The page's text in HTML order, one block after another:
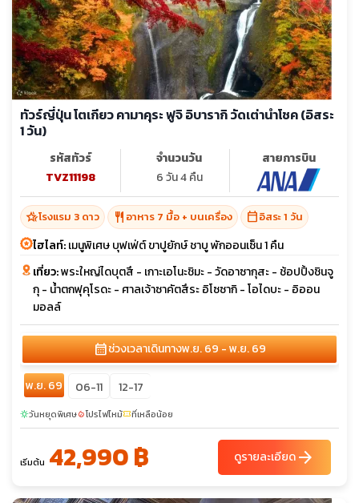
ทัวร์ญี่ปุ่น โตเกียว คามาคุระ ฟูจิ อิบารากิ วัดเต่านำโชค (อิสระ
1 วัน)
รหัสทัวร์
TVZ11198
จำนวนวัน
6 วัน 4 คืน
สายการบิน
hotel_classโรงแรม 3 ดาว restaurant อาหาร 7 มื้อ + บนเครื่อง calendar_todayอิสระ 1 วัน
ไฮไลท์:เมนูพิเศษ บุฟเฟ่ต์ ขาปูยักษ์ ชาบู พักออนเซ็น 1 คืน
เที่ยว:พระใหญ่ไดบุตสึ - เกาะเอโนะชิมะ - วัดอาซากุสะ - ช้อปปิ้งชินจู
กุ - น้ำตกฟุคุโรดะ - ศาลเจ้าซาคัตสึระ อิโซซากิ - โอไดบะ - อิออน
มอลล์
calendar_monthช่วงเวลาเดินทางพ.ย. 69 - พ.ย. 69
พ.ย. 69 06-11 12-17
sunnyวันหยุดพิเศษlocal_fire_departmentโปรไฟไหม้confirmation_numberที่เหลือน้อย
เริ่มต้น 42,990 ฿ ดูรายละเอียดarrow_forward